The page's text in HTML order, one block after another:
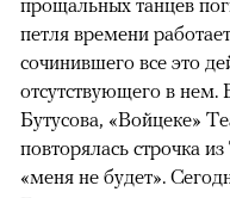
петля времени
сочинившего все это
отсутствующего в нем.
Бутусова, «Войцеке»
повторялась строчка
«меня не будет».